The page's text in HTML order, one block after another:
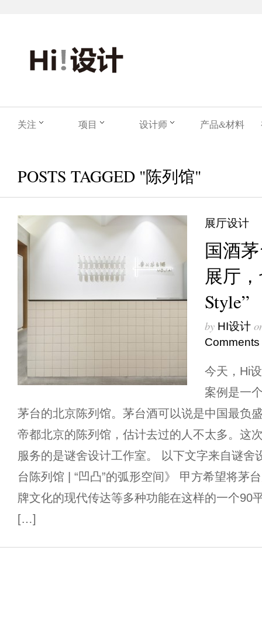
关注 项目 设计师 产品&材料
POSTS TAGGED "陈列馆"
展厅设计
国酒
展厅
Style”
by HI设计
Comments
今天，Hi
案例是一
茅台的北京陈列馆。茅台酒可以说是中国最负
帝都北京的陈列馆，估计去过的人不太多。这
服务的是谜舍设计工作室。 以下文字来自谜舍
台陈列馆 | “凹凸”的弧形空间》 甲方希望将茅
牌文化的现代传达等多种功能在这样的一个90
[…]